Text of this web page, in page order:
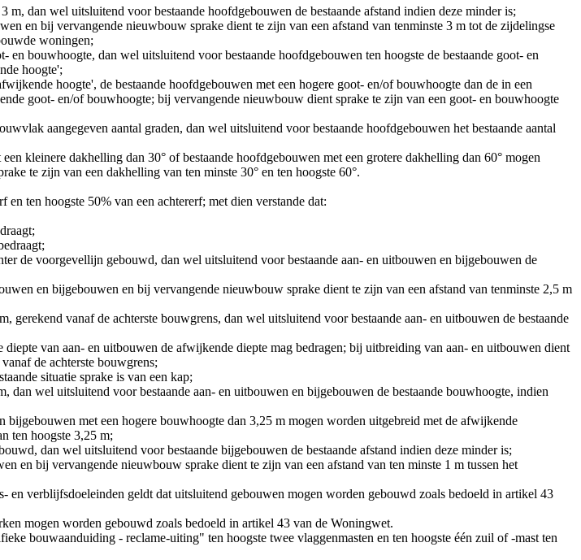
dan wel uitsluitend voor bestaande hoofdgebouwen de bestaande afstand indien deze minder is;
en bij vervangende nieuwbouw sprake dient te zijn van een afstand van tenminste 3 m tot de zijdelingse
woningen;
bouwhoogte, dan wel uitsluitend voor bestaande hoofdgebouwen ten hoogste de bestaande goot- en
hoogte';
hoogte', de bestaande hoofdgebouwen met een hogere goot- en/of bouwhoogte dan de in een
goot- en/of bouwhoogte; bij vervangende nieuwbouw dient sprake te zijn van een goot- en bouwhoogte
aangegeven aantal graden, dan wel uitsluitend voor bestaande hoofdgebouwen het bestaande aantal
kleinere dakhelling dan 30° of bestaande hoofdgebouwen met een grotere dakhelling dan 60° mogen
te zijn van een dakhelling van ten minste 30° en ten hoogste 60°.
ten hoogste 50% van een achtererf; met dien verstande dat:
de voorgevellijn gebouwd, dan wel uitsluitend voor bestaande aan- en uitbouwen en bijgebouwen de
en bijgebouwen en bij vervangende nieuwbouw sprake dient te zijn van een afstand van tenminste 2,5 m
gerekend vanaf de achterste bouwgrens, dan wel uitsluitend voor bestaande aan- en uitbouwen de bestaande
van aan- en uitbouwen de afwijkende diepte mag bedragen; bij uitbreiding van aan- en uitbouwen dient
de achterste bouwgrens;
situatie sprake is van een kap;
wel uitsluitend voor bestaande aan- en uitbouwen en bijgebouwen de bestaande bouwhoogte, indien
met een hogere bouwhoogte dan 3,25 m mogen worden uitgebreid met de afwijkende
ten hoogste 3,25 m;
dan wel uitsluitend voor bestaande bijgebouwen de bestaande afstand indien deze minder is;
en bij vervangende nieuwbouw sprake dient te zijn van een afstand van ten minste 1 m tussen het
en verblijfsdoeleinden geldt dat uitsluitend gebouwen mogen worden gebouwd zoals bedoeld in artikel 43
mogen worden gebouwd zoals bedoeld in artikel 43 van de Woningwet.
bouwaanduiding - reclame-uiting" ten hoogste twee vlaggenmasten en ten hoogste één zuil of -mast ten